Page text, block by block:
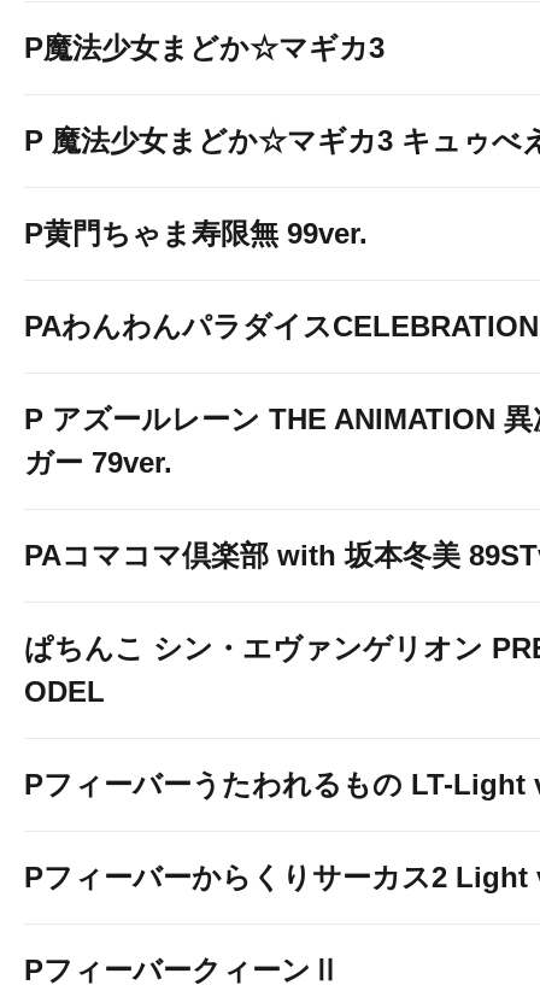
P魔法少女まどか☆マギカ3
P 魔法少女まどか☆マギカ3 キュゥべ
P黄門ちゃま寿限無 99ver.
PAわんわんパラダイスCELEBRATION
P アズールレーン THE ANIMATION
ガー 79ver.
PAコマコマ倶楽部 with 坂本冬美
ぱちんこ シン・エヴァンゲリオン
ODEL
Pフィーバーうたわれるもの LT-Light
Pフィーバーからくりサーカス2 Light
PフィーバークィーンⅡ